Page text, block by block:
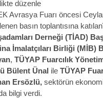
düzenle
Avrasya Fuarı öncesi
basın toplantısına katılan
Derneği (TİAD)
İmalatçıları Birliği (MİB)
, TÜYAP Fuarcılık
Bülent Ünal ile TÜYAP
Ersözlü, sektörün
bilgi verdi.